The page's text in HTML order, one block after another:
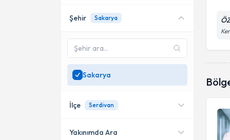
Şehir Sakarya
Sakarya
İlçe Serdivan
Yakınımda Ara